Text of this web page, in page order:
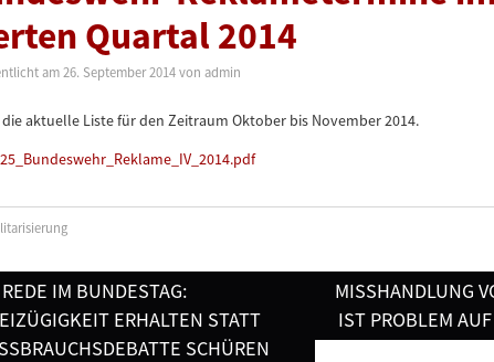
Quartal 2014
am 26. September 2014 von admin
aktuelle Liste für den Zeitraum Oktober bis November 2014.
REDE IM BUNDESTAG:
ERHALTEN STATT
SCHÜREN
MISSHANDLUNG
IST PROBLEM